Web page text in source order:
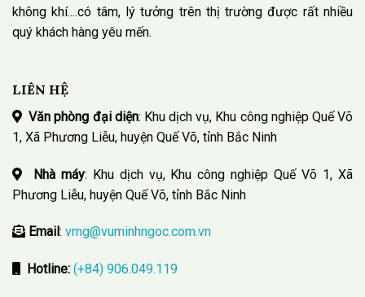
không khí....có tâm, lý tưởng trên thị trường được rất nhiều
quý khách hàng yêu mến.
LIÊN HỆ
Văn phòng đại diện: Khu dịch vụ, Khu công nghiệp Quế Võ
1, Xã Phương Liễu, huyện Quế Võ, tỉnh Bắc Ninh
Nhà máy: Khu dịch vụ, Khu công nghiệp Quế Võ 1, Xã
Phương Liễu, huyện Quế Võ, tỉnh Bắc Ninh
Email : vmg@vuminhngoc.com.vn
Hotline: (+84) 906.049.119